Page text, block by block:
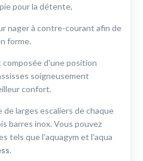
pour la détente,
nager à contre-courant afin de
forme.
composée d'une position
soigneusement
confort.
de larges escaliers de chaque
barres inox. Vous pouvez
tels que l'aquagym et l'aqua
.